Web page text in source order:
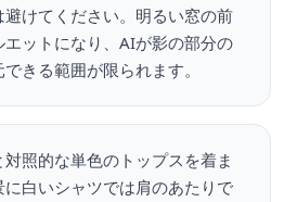
けてください。明るい窓の前
ットになり、AIが影の部分の
きる範囲が限られます。
照的な単色のトップスを着ま
に白いシャツでは肩のあたりで